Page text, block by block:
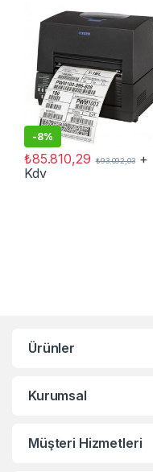
-8%
₺85.810,29 ₺93.092,03+
Kdv
Ürünler
Kurumsal
Müşteri Hizmetleri